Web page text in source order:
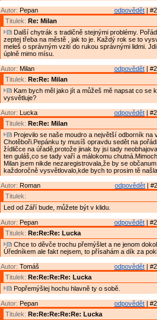
odpovědět |
Autor: Pepan
Titulek: Re: Milan
Další chytrák s tradičně stejnými problémy.
zeptej třeba na městě , jak to je. Každý rok se to
meleš o správným vzití do rukou správnými lidmi.
úplně mimo mísu.
odpovědět |
Autor: Milan
Titulek: Re:Re: Milan
Kam bych měl jako jít a můžeš mě napsat co se
vysvětluje?
odpovědět |
Autor: Lucka
Titulek: Re:Re: Milan
Projevilo se naše moudro a největší odborník na
Chotěboři.Pepánku ty musíš opravdu sedět na
žídličce na úřadě,protože jinak by jsi tady
ten guláš,co se tady vaří a málokomu
Milan jsem nikde nezaregistrovala,že by se
každoročně vysvětlovalo,kde bych to prosim tě
odpovědět |
Autor: Roman
Titulek:
Led od Září bude, můžete být v klidu.
odpovědět |
Autor: Pepan
Titulek: Re:Re:Re: Lucka
Chce to děvče trochu přemýšlet a ne jenom
Úředníkem ale fakt nejsem, to přísahám a dík za
odpovědět |
Autor: Tomáš
Titulek: Re:Re:Re:Re: Lucka
Popřemýšlej hochu hlavně ty o sobě.
odpovědět |
Autor: Pepan
Titulek: Re:Re:Re:Re:Re: Lucka